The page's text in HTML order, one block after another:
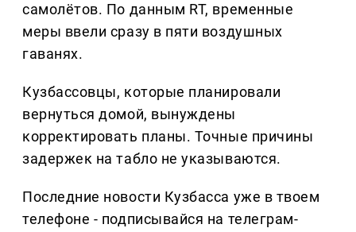
самолётов. По данным RT, временные
меры ввели сразу в пяти воздушных
гаванях.
Кузбассовцы, которые планировали
вернуться домой, вынуждены
корректировать планы. Точные причины
задержек на табло не указываются.
Последние новости Кузбасса уже в твоем
телефоне - подписывайся на телеграм-